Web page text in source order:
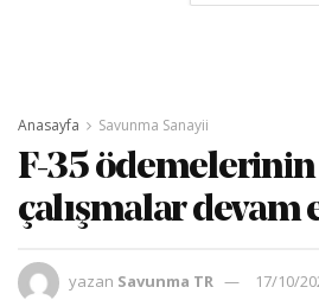
Anasayfa Savunma Sanayii
F-35 ödemelerinin
çalışmalar devam
yazan Savunma TR 17/10/